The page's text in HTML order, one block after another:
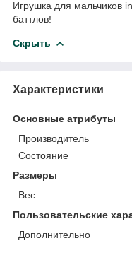
Игрушка для мальчиков
баттлов!
Скрыть
Характеристики
Основные атрибуты
Производитель
Состояние
Размеры
Вес
Пользовательские
Дополнительно